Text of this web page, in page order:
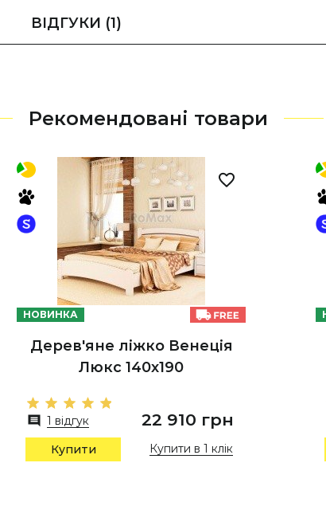
ВІДГУКИ (1)
Рекомендовані товари
НОВИНКА
Дерев'яне ліжко Венеція
Люкс 140х190
1 відгук 22 910 грн
Купити Купити в 1 клік